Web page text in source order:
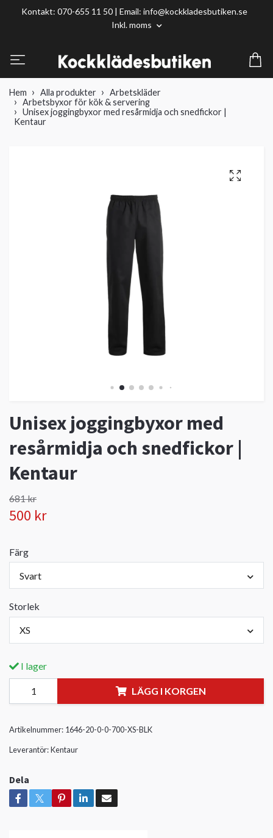
Kontakt: 070-655 11 50 | Email: info@kockkladesbutiken.se
Inkl. moms
Hem Alla produkter
Arbetskläder
Arbetsbyxor för kök & servering
Unisex joggingbyxor med resårmidja och snedfickor |
Kentaur
Unisex joggingbyxor med
resårmidja och snedfickor |
Kentaur
681 kr
500 kr
Färg
Svart
Storlek
XS
I lager
LÄGG I KORGEN
Artikelnummer: 1646-20-0-0-700-XS-BLK
Leverantör:Kentaur
Dela